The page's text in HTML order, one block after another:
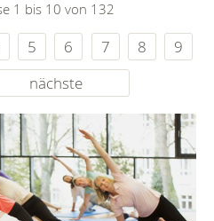
1 bis 10 von 132
5 6 7 8
9
nächste